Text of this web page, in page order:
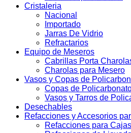
Cristaleria
Nacional
Importado
Jarras De Vidrio
Refractarios
Equipo de Meseros
Cabrillas Porta
Charolas para Mesero
Vasos y Copas de
Copas de
Vasos y Tarros de
Desechables
Refacciones y Accesorios
Refacciones para